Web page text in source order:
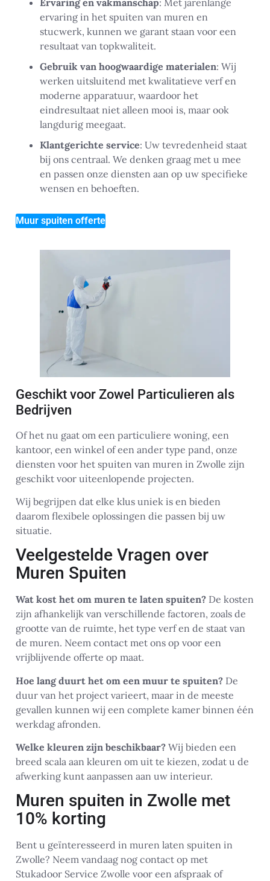
ervaring in het spuiten van muren en
stucwerk, kunnen we garant staan voor een
resultaat van topkwaliteit.
Gebruik van hoogwaardige materialen: Wij
werken uitsluitend met kwalitatieve verf en
moderne apparatuur, waardoor het
eindresultaat niet alleen mooi is, maar ook
langdurig meegaat.
Klantgerichte service: Uw tevredenheid staat
bij ons centraal. We denken graag met u mee
en passen onze diensten aan op uw specifieke
wensen en behoeften.
Muur spuiten offerte
Geschikt voor Zowel Particulieren als
Bedrijven
Of het nu gaat om een particuliere woning, een
kantoor, een winkel of een ander type pand, onze
diensten voor het spuiten van muren in Zwolle zijn
geschikt voor uiteenlopende projecten.
Wij begrijpen dat elke klus uniek is en bieden
daarom flexibele oplossingen die passen bij uw
situatie.
Veelgestelde Vragen over
Muren Spuiten
Wat kost het om muren te laten spuiten? De kosten
zijn afhankelijk van verschillende factoren, zoals de
grootte van de ruimte, het type verf en de staat van
de muren. Neem contact met ons op voor een
vrijblijvende offerte op maat.
Hoe lang duurt het om een muur te spuiten? De
duur van het project varieert, maar in de meeste
gevallen kunnen wij een complete kamer binnen één
werkdag afronden.
Welke kleuren zijn beschikbaar? Wij bieden een
breed scala aan kleuren om uit te kiezen, zodat u de
afwerking kunt aanpassen aan uw interieur.
Muren spuiten in Zwolle met
10% korting
Bent u geïnteresseerd in muren laten spuiten in
Zwolle? Neem vandaag nog contact op met
Stukadoor Service Zwolle voor een afspraak of